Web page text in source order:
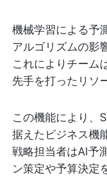
機械学習による予
アルゴリズムの影
これによりチーム
先手を打ったリソ
この機能により、
据えたビジネス機
戦略担当者はAI予
ン策定や予算決定